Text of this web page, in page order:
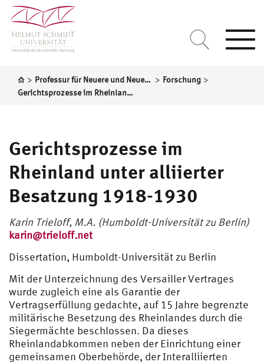
> Professur für Neuere und Neueste Geschichte > Forschung >
Gerichtsprozesse im Rheinland unter alliierter Besatzung 1918-1930
Gerichtsprozesse im
Rheinland unter alliierter
Besatzung 1918-1930
Karin Trieloff, M.A. (Humboldt-Universität zu Berlin)
karin@trieloff.net
Dissertation, Humboldt-Universität zu Berlin
Mit der Unterzeichnung des Versailler Vertrages
wurde zugleich eine als Garantie der
Vertragserfüllung gedachte, auf 15 Jahre begrenzte
militärische Besetzung des Rheinlandes durch die
Siegermächte beschlossen. Da dieses
Rheinlandabkommen neben der Einrichtung einer
gemeinsamen Oberbehörde, der Interalliierten